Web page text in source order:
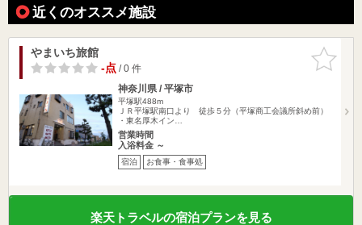
近くのオススメ施設
お気に入
りに追加
やまいち旅館
-点/ 0 件
神奈川県 / 平塚市
平塚駅488m
ＪＲ平塚駅南口より 徒歩５分（平塚商工会議所斜め前）
・東名厚木イン…
営業時間
入浴料金 ～
宿泊 お食事・食事処
楽天トラベルの宿泊プランを見る